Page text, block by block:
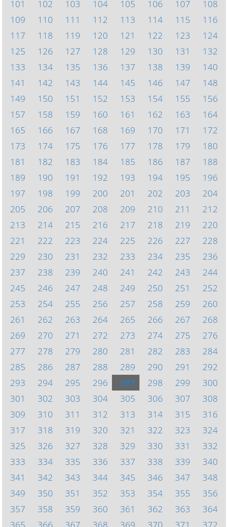
101
102 103 104 105 106 107
108
109
110 111 112 113 114 115
116
117
118 119 120 121 122 123
124
125
126 127 128 129 130 131
132
133
134 135 136 137 138 139
140
141
142 143 144 145 146 147
148
149
150 151 152 153 154 155
156
157
158 159 160 161 162 163
164
165
166 167 168 169 170 171
172
173
174 175 176 177 178 179
180
181
182 183 184 185 186 187
188
189
190 191 192 193 194 195
196
197
198 199 200 201 202 203
204
205
206 207 208 209 210 211
212
213
214 215 216 217 218 219
220
221
222 223 224 225 226 227
228
229
230 231 232 233 234 235
236
237
238 239 240 241 242 243
244
245
246 247 248 249 250 251
252
253
254 255 256 257 258 259
260
261
262 263 264 265 266 267
268
269
270 271 272 273 274 275
276
277
278 279 280 281 282 283
284
285
286 287 288 289 290 291
292
293
294 295 296 297 298 299
300
301
302 303 304 305 306 307
308
309
310 311 312 313 314 315
316
317
318 319 320 321 322 323
324
325
326 327 328 329 330 331
332
333
334 335 336 337 338 339
340
341
342 343 344 345 346 347
348
349
350 351 352 353 354 355
356
357
358 359 360 361 362 363
364